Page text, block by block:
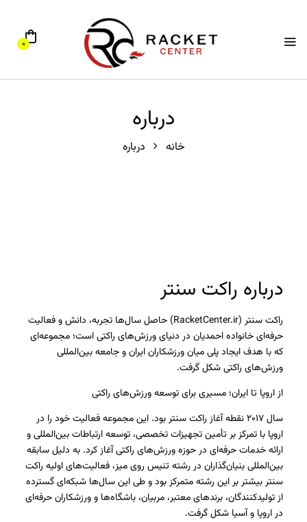
0
درباره
خانه درباره
درباره راکت سنتر
راکت سنتر (RacketCenter.ir) حاصل سال‌ها تجربه، دانش و فعالیت
حرفه‌ای خانواده احمدیان در دنیای ورزش‌های راکتی است؛ مجموعه‌ای
که با هدف ایجاد پلی میان ورزشکاران ایران و جامعه بین‌المللی
ورزش‌های راکتی شکل گرفت.
از اروپا تا ایران؛ مسیری برای توسعه ورزش‌های راکتی
سال ۲۰۱۷ نقطه آغاز راکت سنتر بود. این مجموعه فعالیت خود را در
اروپا با تمرکز بر تأمین تجهیزات تخصصی، توسعه ارتباطات بین‌المللی و
ارائه خدمات حرفه‌ای در حوزه ورزش‌های راکتی آغاز کرد. به دلیل سابقه
بین‌المللی بنیان‌گذاران در رشته تنیس روی میز، فعالیت‌های اولیه راکت
سنتر بیشتر بر این رشته متمرکز بود و طی این سال‌ها شبکه‌ای گسترده
از تولیدکنندگان، برندهای معتبر، مربیان، باشگاه‌ها و ورزشکاران حرفه‌ای
در اروپا و آسیا شکل گرفت.